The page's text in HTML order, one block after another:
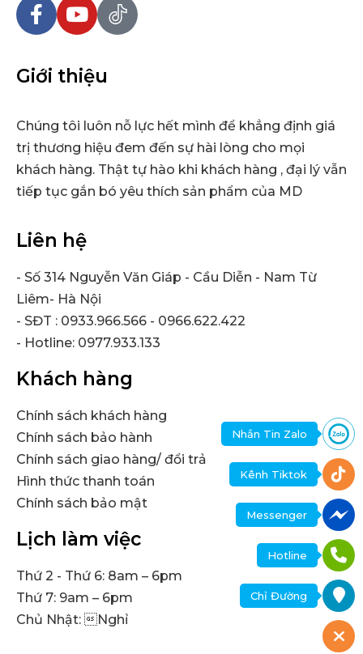
Giới thiệu
Chúng tôi luôn nỗ lực hết mình để khẳng định giá
trị thương hiệu đem đến sự hài lòng cho mọi
khách hàng. Thật tự hào khi khách hàng , đại lý vẫn
tiếp tục gắn bó yêu thích sản phẩm của MD
Liên hệ
- Số 314 Nguyễn Văn Giáp - Cầu Diễn - Nam Từ
Liêm- Hà Nội
- SĐT : 0933.966.566 - 0966.622.422
- Hotline: 0977.933.133
Khách hàng
Chính sách khách hàng
Chính sách bảo hành
Chính sách giao hàng/ đổi trả
Hình thức thanh toán
Chính sách bảo mật
Lịch làm việc
Thứ 2 - Thứ 6: 8am – 6pm
Thứ 7: 9am – 6pm
Chủ Nhật: Nghỉ
Nhắn Tin Zalo
Kênh Tiktok
Messenger
Hotline
Chỉ Đường